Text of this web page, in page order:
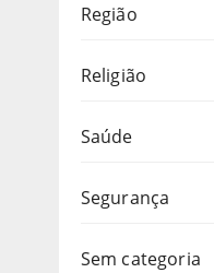
Região
Religião
Saúde
Segurança
Sem categoria